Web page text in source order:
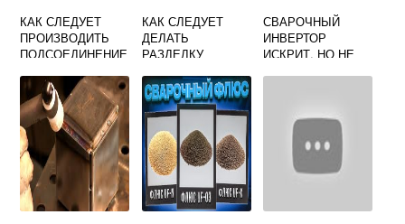
КАК СЛЕДУЕТ
ПРОИЗВОДИТЬ
ПОДСОЕДИНЕНИЕ
ПРОВОДА ОТ
СВАРОЧНОГО
ИСТОЧНИКА К
СВАРИВАЕМОМУ
КАК СЛЕДУЕТ
ДЕЛАТЬ
РАЗДЕЛКУ
ТРЕЩИН ПРИ
ПОДГОТОВКЕ
СОСУДОВ ПОД
РЕМОНТНУЮ
СВАРКУ
СВАРОЧНЫЙ
ИНВЕРТОР
ИСКРИТ, НО НЕ